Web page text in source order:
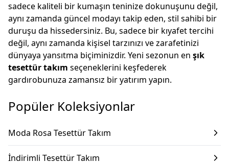
sadece kaliteli bir kumaşın teninize dokunuşunu değil,
aynı zamanda güncel modayı takip eden, stil sahibi bir
duruşu da hissedersiniz. Bu, sadece bir kıyafet tercihi
değil, aynı zamanda kişisel tarzınızı ve zarafetinizi
dünyaya yansıtma biçiminizdir. Yeni sezonun en şık
tesettür takım seçeneklerini keşfederek
gardırobunuza zamansız bir yatırım yapın.
Popüler Koleksiyonlar
Moda Rosa Tesettür Takım
İndirimli Tesettür Takım